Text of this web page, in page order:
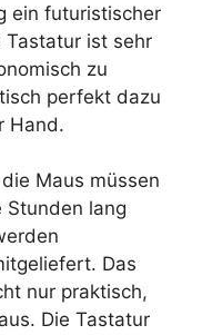
ein futuristischer
Tastatur ist sehr
zu
perfekt dazu
Hand.
Maus müssen
Stunden lang
Das
nur praktisch,
Die Tastatur